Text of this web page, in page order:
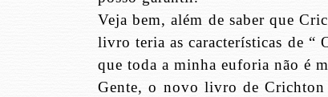
Veja bem, além de saber que
livro teria as características de “
que toda a minha euforia não é
Gente, o novo livro de Crichton